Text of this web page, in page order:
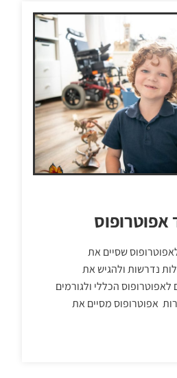
אפוטרופוס
שסיים את
נדרשות ולהגיש את
הכללי ולגורמים
אפוטרופוס מסיים את